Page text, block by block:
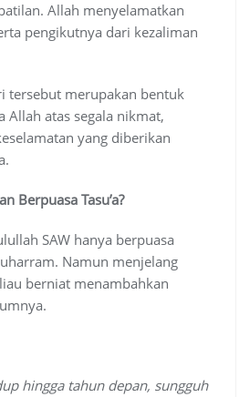
Allah menyelamatkan
pengikutnya dari kezaliman
tersebut merupakan bentuk
Allah atas segala nikmat,
yang diberikan
Berpuasa Tasu’a?
SAW hanya berpuasa
Namun menjelang
berniat menambahkan
hingga tahun depan, sungguh